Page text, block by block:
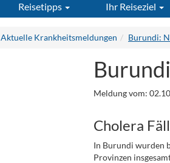
Reisetipps Ihr Reiseziel
Aktuelle Krankheitsmeldungen Burundi:
Meldung vom:
Cholera
In Burundi wurden
Provinzen